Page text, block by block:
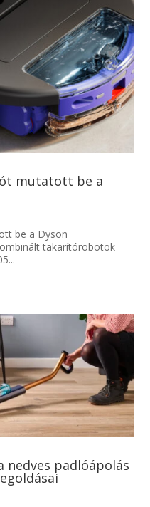
mutatott be a
be a Dyson
takarítórobotok
nedves padlóápolás